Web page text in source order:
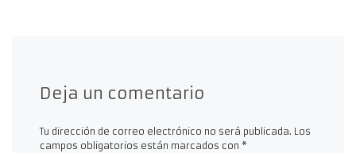
Deja un comentario
Tu dirección de correo electrónico no será publicada. Los
campos obligatorios están marcados con *